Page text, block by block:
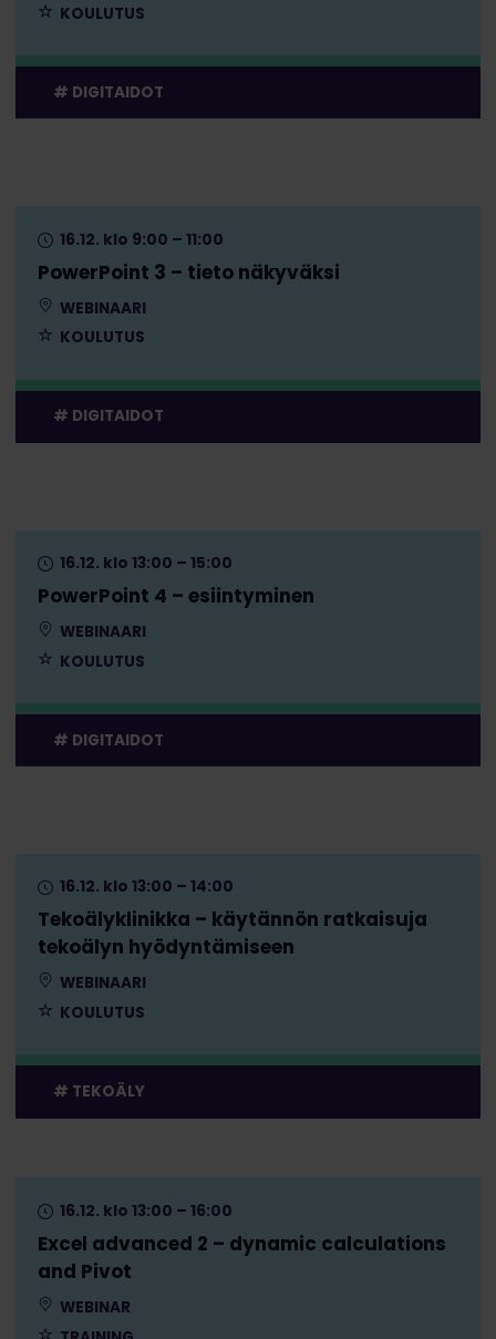
KOULUTUS
DIGITAIDOT
PowerPoint 3 – tieto näkyväksi
16.12. klo 9:00 – 11:00
WEBINAARI
KOULUTUS
DIGITAIDOT
PowerPoint 4 – esiintyminen
16.12. klo 13:00 – 15:00
WEBINAARI
KOULUTUS
DIGITAIDOT
Tekoälyklinikka – käytännön ratkaisuja
tekoälyn hyödyntämiseen
16.12. klo 13:00 – 14:00
WEBINAARI
KOULUTUS
TEKOÄLY
Excel advanced 2 – dynamic calculations
and Pivot
16.12. klo 13:00 – 16:00
WEBINAR